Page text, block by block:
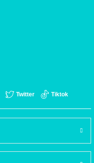
Twitter Tiktok